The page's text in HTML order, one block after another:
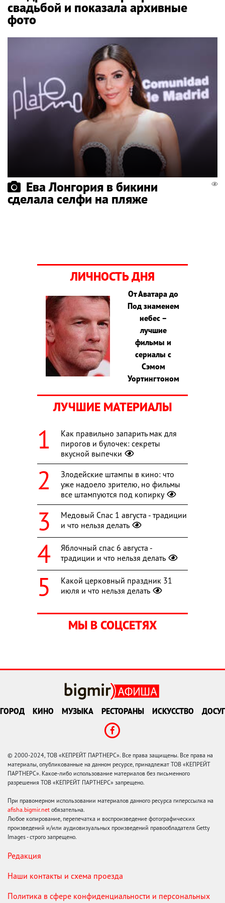
свадьбой и показала архивные
фото
Ева Лонгория в бикини
сделала селфи на пляже
ЛИЧНОСТЬ ДНЯ
От Аватара до
Под знаменем
небес –
лучшие
фильмы и
сериалы с
Сэмом
Уортингтоном
ЛУЧШИЕ МАТЕРИАЛЫ
Как правильно запарить мак для
пирогов и булочек: секреты
вкусной выпечки
Злодейские штампы в кино: что
уже надоело зрителю, но фильмы
все штампуются под копирку
Медовый Спас 1 августа - традиции
и что нельзя делать
Яблочный спас 6 августа -
традиции и что нельзя делать
Какой церковный праздник 31
июля и что нельзя делать
МЫ В СОЦСЕТЯХ
ГОРОД КИНО МУЗЫКА РЕСТОРАНЫ ИСКУССТВО ДОСУГ
© 2000-2024, ТОВ «КЕПРЕЙТ ПАРТНЕРС». Все права защищены. Все права на
материалы, опубликованные на данном ресурсе, принадлежат ТОВ «КЕПРЕЙТ
ПАРТНЕРС». Какое-либо использование материалов без письменного
разрешения ТОВ «КЕПРЕЙТ ПАРТНЕРС» запрещено.
При правомерном использовании материалов данного ресурса гиперссылка на
afisha.bigmir.net обязательна.
Любое копирование, перепечатка и воспроизведение фотографических
произведений и/или аудиовизуальных произведений правообладателя Getty
Images - строго запрещено.
Редакция
Наши контакты и схема проезда
Политика в сфере конфиденциальности и персональных